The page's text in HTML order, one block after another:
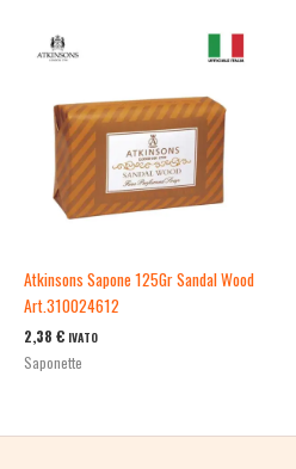
Atkinsons Sapone 125Gr Sandal Wood
Art.310024612
2,38 € IVATO
Saponette